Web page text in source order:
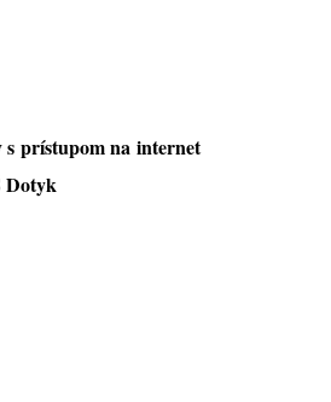
s prístupom na internet
Dotyk